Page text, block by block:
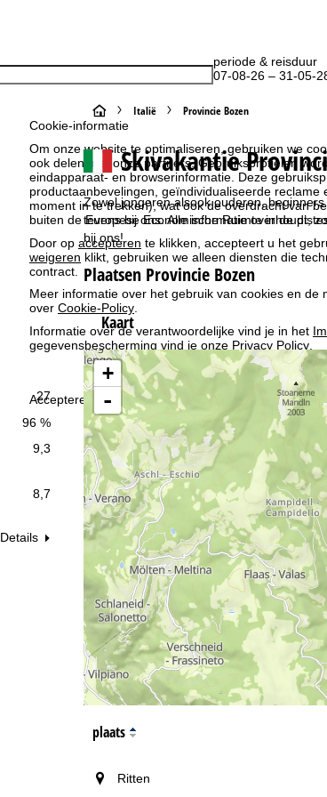
Cookie-informatie
Om onze website te optimaliseren, gebruiken we
ook delen met onze partners. Gebruiksprofielen
eindapparaat- en browserinformatie. Deze
productaanbevelingen, geïndividualiseerde
moment in te trekken), wat ook de overdracht van
buiten de Europese Economische Ruimte inhoudt,
Door op accepteren te klikken, accepteert u het
weigeren klikt, gebruiken we alleen diensten die
contract.
Meer informatie over het gebruik van cookies en
over Cookie-Policy
Informatie over de verantwoordelijke vind je in het
gegevensbescherming vind je onze Privacy Policy
Accepteren
Openingstijden
ma-do:
vr:
za-zo:
Naar contactpagina
periode & reisduur
07-08-26 – 31-05-
27
96 %
9,3
8,7
Details
S
t
a
r
t
p
a
g
i
n
a
Italië Provincie Bozen
Skivakantie
Zowel jongeren alsook ouderen,
tevens bij ons. Alle informatie over de
bij ons!
Plaatsen Provincie Bozen
Kaart
+
-
plaats
Ritten